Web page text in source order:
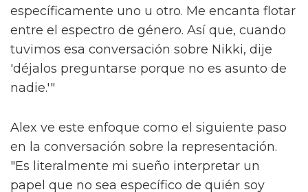
específicamente uno u otro. Me encanta flotar
entre el espectro de género. Así que, cuando
tuvimos esa conversación sobre Nikki, dije
'déjalos preguntarse porque no es asunto de
nadie.'"
Alex ve este enfoque como el siguiente paso
en la conversación sobre la representación.
"Es literalmente mi sueño interpretar un
papel que no sea específico de quién soy